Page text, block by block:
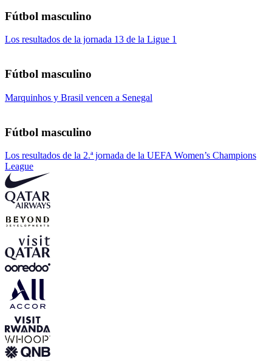
Fútbol masculino
Los resultados de la jornada 13 de la Ligue 1
Fútbol masculino
Marquinhos y Brasil vencen a Senegal
Fútbol masculino
Los resultados de la 2.ª jornada de la UEFA Women’s Champions
League